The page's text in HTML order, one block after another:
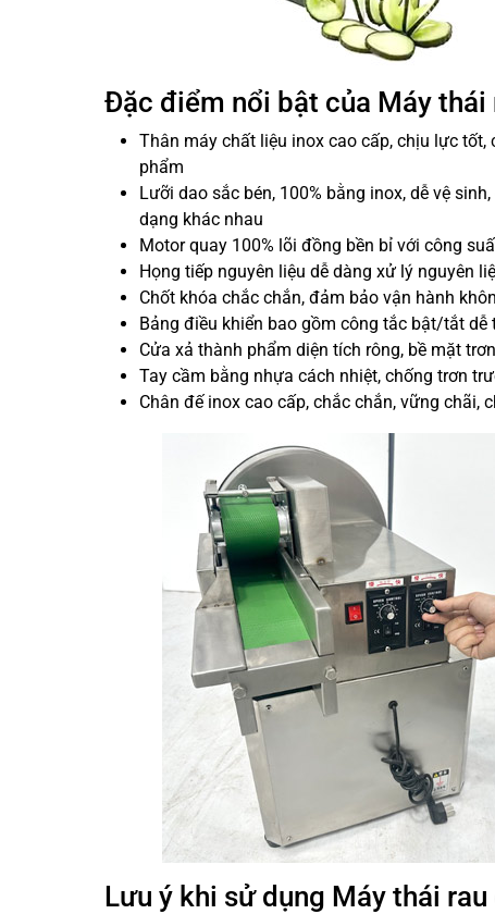
Đặc điểm nổi bật của Máy thái
Thân máy chất liệu inox cao cấp, chịu lực
phẩm
Lưỡi dao sắc bén, 100% bằng inox, dễ vệ
dạng khác nhau
Motor quay 100% lõi đồng bền bỉ với công
Họng tiếp nguyên liệu dễ dàng xử lý nguyên
Chốt khóa chắc chắn, đảm bảo vận hành
Bảng điều khiển bao gồm công tắc bật/tắt dễ
Cửa xả thành phẩm diện tích rông, bề mặt
Tay cầm bằng nhựa cách nhiệt, chống trơn
Chân đế inox cao cấp, chắc chắn, vững chãi,
Lưu ý khi sử dụng Máy thái